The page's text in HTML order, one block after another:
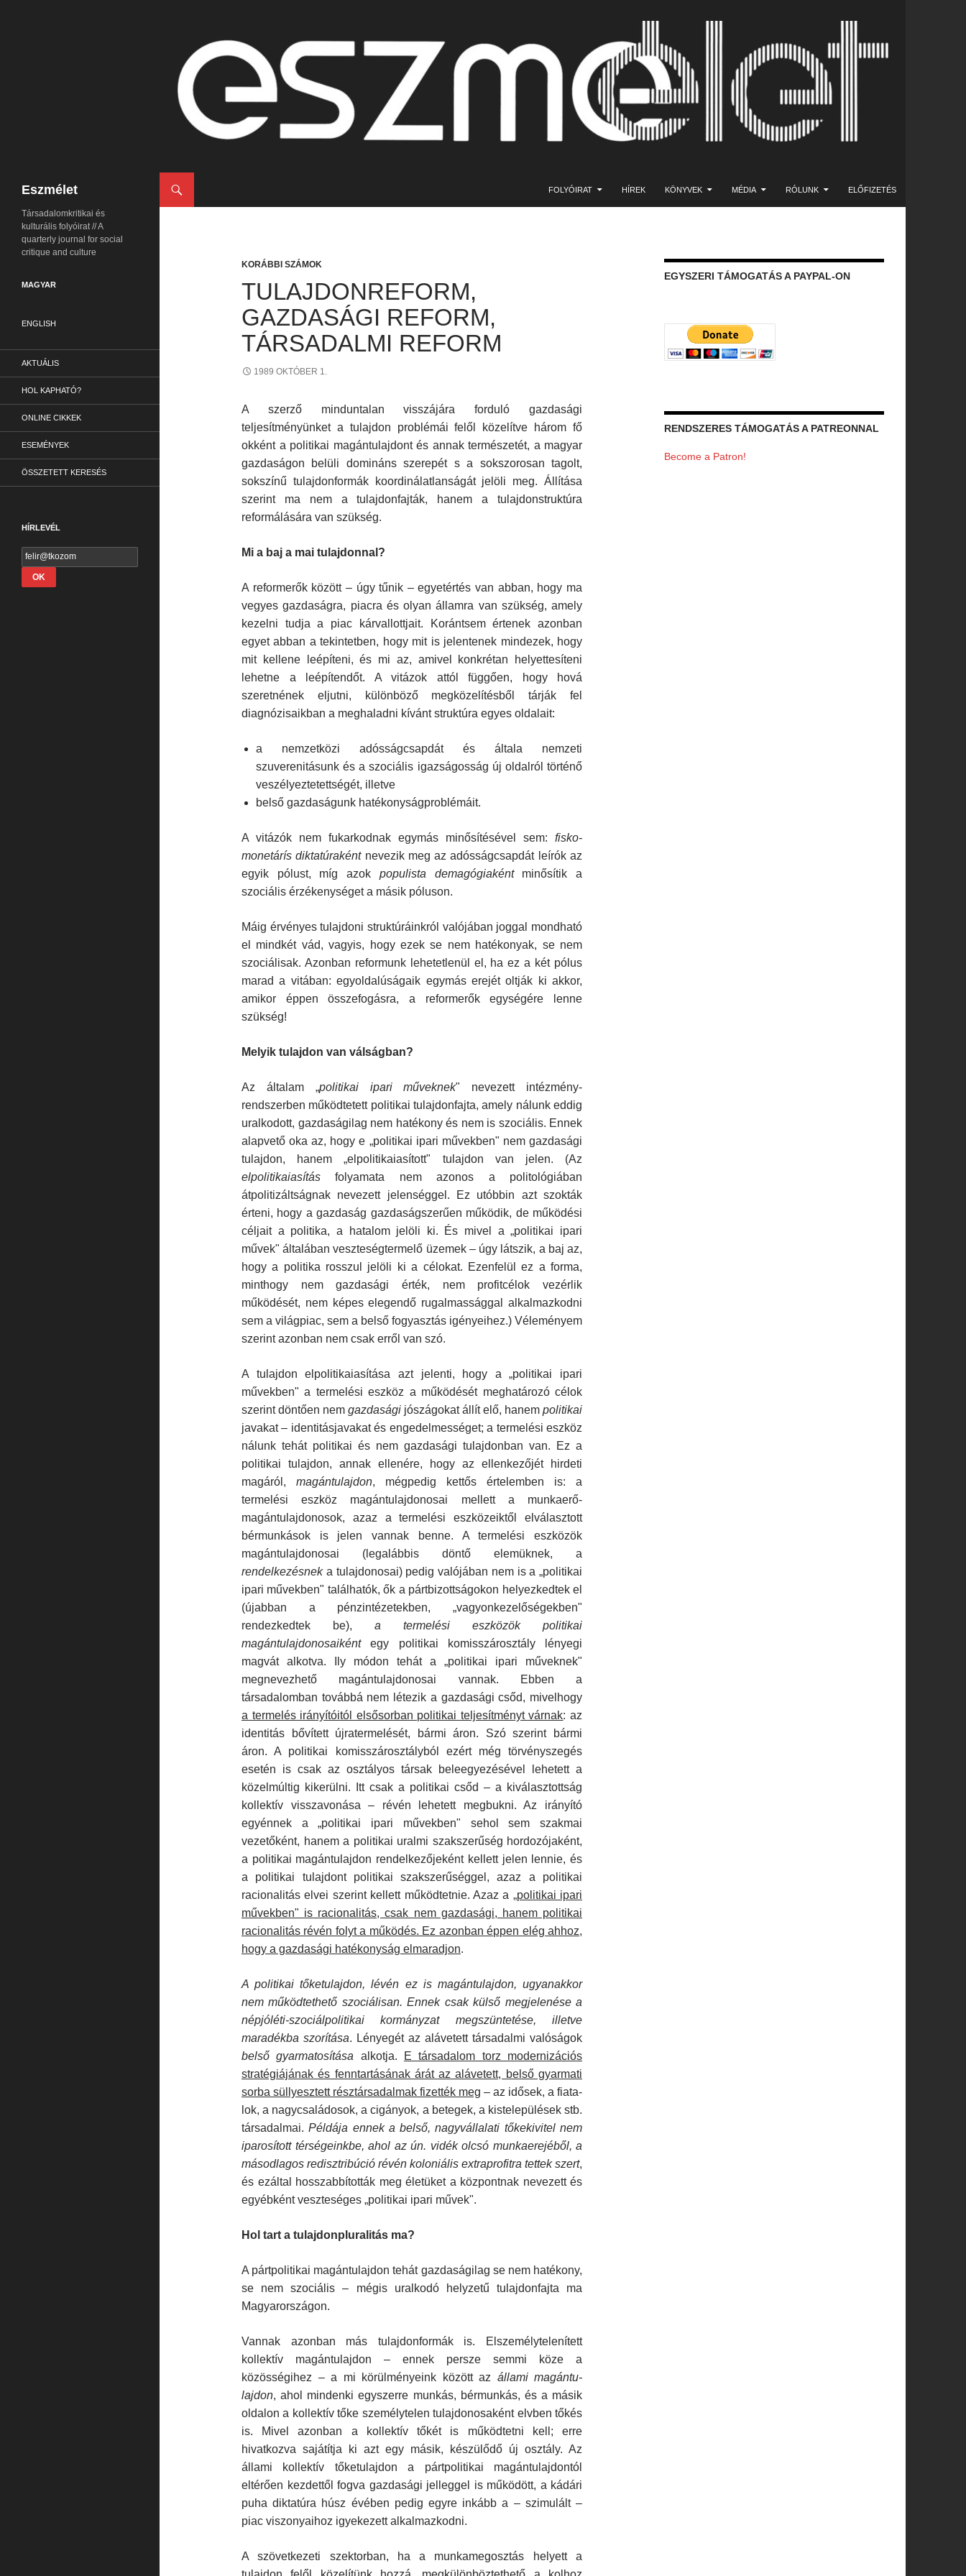
Eszmélet
FOLYÓIRAT
HÍREK KÖNYVEK MÉDIA RÓLUNK ELŐFIZETÉS
KORÁBBI SZÁMOK
TULAJDONREFORM,
GAZDASÁGI REFORM,
TÁRSADALMI REFORM
1989 OKTÓBER 1.
A szerző minduntalan visszájára forduló gazdasági
teljesítményünket a tulajdon problémái felől közelítve három fő
okként a politikai magántulajdont és annak természetét, a magyar
gazdaságon belüli domináns szerepét s a sokszorosan tagolt,
sokszínű tulajdonformák koordinálatlanságát jelöli meg. Állítása
szerint ma nem a tulajdonfajták, hanem a tulajdonstruktúra
reformálására van szükség.
Mi a baj a mai tulajdonnal?
A reformerők között – úgy tűnik – egyetértés van abban, hogy ma
vegyes gazdaságra, piacra és olyan államra van szükség, amely
kezelni tudja a piac kárvallottjait. Korántsem értenek azonban
egyet abban a tekintetben, hogy mit is jelentenek mindezek, hogy
mit kellene leépíteni, és mi az, amivel konkré­tan helyettesíteni
lehetne a leépítendőt. A vitázok attól függő­en, hogy hová
szeretnének eljutni, különböző megközelítés­ből tárják fel
diagnózisaikban a meghaladni kívánt struktúra egyes oldalait:
a nemzetközi adósságcsapdát és általa nemzeti
szuverenitásunk és a szociális igazságosság új oldalról történő
veszé­lyeztetettségét, illetve
belső gazdaságunk hatékonyságproblémáit.
A vitázók nem fukarkodnak egymás minősítésével sem: fisko-
monetárís diktatúrakéntnevezik meg az adósságcsapdát leí­rók az
egyik pólust, míg azok populista demagógiakéntminő­sítik a
szociális érzékenységet a másik póluson.
Máig érvényes tulajdoni struktúráinkról valójában joggal mondható
el mindkét vád, vagyis, hogy ezek se nem hatéko­nyak, se nem
szociálisak. Azonban reformunk lehetetlenül el, ha ez a két pólus
marad a vitában: egyoldalúságaik egymás erejét oltják ki akkor,
amikor éppen összefogásra, a reform­erők egységére lenne
szükség!
Melyik tulajdon van válságban?
Az általam „politikai ipari műveknek" nevezett intézmény­
rendszerben működtetett politikai tulajdonfajta, amely nálunk eddig
uralkodott, gazdaságilag nem hatékony és nem is szoci­ális. Ennek
alapvető oka az, hogy e „politikai ipari művekben" nem gazdasági
tulajdon, hanem „elpolitikaiasított" tulajdon van jelen. (Az
elpolitikaiasítás folyamata nem azonos a polito­lógiában
átpolitizáltságnak nevezett jelenséggel. Ez utóbbin azt szokták
érteni, hogy a gazdaság gazdaságszerűen műkö­dik, de működési
céljait a politika, a hatalom jelöli ki. És mivel a „politikai ipari
művek" általában veszteségtermelő üzemek – úgy látszik, a baj az,
hogy a politika rosszul jelöli ki a célokat. Ezenfelül ez a forma,
minthogy nem gazdasági érték, nem profitcélok vezérlik
működését, nem képes elegendő rugal­massággal alkalmazkodni
sem a világpiac, sem a belső fo­gyasztás igényeihez.) Véleményem
szerint azonban nem csak erről van szó.
A tulajdon elpolitikaiasítása azt jelenti, hogy a „politikai ipari
művekben" a termelési eszköz a működését meghatá­rozó célok
szerint döntően nem gazdasági jószágokat állít elő, hanem politikai
javakat – identitásjavakat és engedelmes­séget; a termelési eszköz
nálunk tehát politikai és nem gazda­sági tulajdonban van. Ez a
politikai tulajdon, annak ellenére, hogy az ellenkezőjét hirdeti
magáról, magántulajdon, mégpe­dig kettős értelemben is: a
termelési eszköz magántulajdono­sai mellett a munkaerő-
magántulajdonosok, azaz a termelési eszközeiktől elválasztott
bérmunkások is jelen vannak benne. A termelési eszközök
magántulajdonosai (legalábbis döntő elemüknek, a
rendelkezésneka tulajdonosai) pedig valójában nem is a „politikai
ipari művekben" találhatók, ők a pártbizott­ságokon helyezkedtek el
(újabban a pénzintézetekben, „va­gyonkezelőségekben"
rendezkedtek be), a termelési eszkö­zök politikai
magántulajdonosaikéntegy politikai komisszár­osztály lényegi
magvát alkotva. Ily módon tehát a „politikai ipari műveknek"
megnevezhető magántulajdonosai vannak. Ebben a
társadalomban továbbá nem létezik a gazdasági csőd, mivelhogy
a termelés irányítóitól elsősorban politi­kai teljesítményt várnak: az
identitás bővített újratermelé­sét, bármi áron. Szó szerint bármi
áron. A politikai komisszár­osztályból ezért még törvényszegés
esetén is csak az osz­tályos társak beleegyezésével lehetett a
közelmúltig kikerülni. Itt csak a politikai csőd – a kiválasztottság
kollektív visszavo­nása – révén lehetett megbukni. Az irányító
egyénnek a „poli­tikai ipari művekben" sehol sem szakmai
vezetőként, hanem a politikai uralmi szakszerűség hordozójaként,
a politikai ma­gántulajdon rendelkezőjeként kellett jelen lennie, és
a politikai tulajdont politikai szakszerűséggel, azaz a politikai
racionali­tás elvei szerint kellett működtetnie. Azaz a „politikai ipari
művekben" is racionalitás, csak nem gazdasági, hanem politikai
racionalitás révén folyt a működés. Ez azonban éppen elég ahhoz,
hogy a gazdasági hatékonyság elma­radjon.
A politikai tőketulajdon, lévén ez is magántulajdon, ugyanakkor
nem működtethető szociálisan. Ennek csak külső megjelenése a
népjóléti-szociálpolitikai kormányzat megszüntetése, illetve
maradékba szorítása. Lényegét az alávetett társadalmi valóságok
belső gyarmatosítása alkotja.
E társadalom torz modernizációs
stratégiájának és fenn­tartásának árát az alávetett, belső gyarmati
sorba süllyesztett résztársadalmak fizették meg – az idősek, a fiata­
lok, a nagycsaládosok, a cigányok, a betegek, a kistelepülé­sek stb.
társadalmai.Példája ennek a belső, nagyvállalati tő­kekivitel nem
iparosított térségeinkbe, ahol az ún. vidék olcsó munkaerejéből, a
másodlagos redisztribúció révén koloniális extraprofitra tettek szert,
és ezáltal hosszabbították meg éle­tüket a központnak nevezett és
egyébként veszteséges „poli­tikai ipari művek".
Hol tart a tulajdonpluralitás ma?
A pártpolitikai magántulajdon tehát gazdaságilag se nem ha­tékony,
se nem szociális – mégis uralkodó helyzetű tulajdon­fajta ma
Magyarországon.
Vannak azonban más tulajdonformák is. Elszemélytelenített
kollektív magántulajdon – ennek persze semmi köze a
közösségihez – a mi körülményeink között az állami magántu­
lajdon, ahol mindenki egyszerre munkás, bérmunkás, és a másik
oldalon a kollektív tőke személytelen tulajdonosaként elvben tőkés
is. Mivel azonban a kollektív tőkét is működtetni kell; erre
hivatkozva sajátítja ki azt egy másik, készülődő új osztály. Az
állami kollektív tőketulajdon a pártpolitikai magán­tulajdontól
eltérően kezdettől fogva gazdasági jelleggel is mű­ködött, a kádári
puha diktatúra húsz évében pedig egyre in­kább a – szimulált –
piac viszonyaihoz igyekezett alkalmaz­kodni.
A szövetkezeti szektorban, ha a munkamegosztás he­lyett a
EGYSZERI TÁMOGATÁS A PAYPAL-ON
RENDSZERES TÁMOGATÁS A PATREONNAL
Become a Patron!
Társadalomkritikai és
kulturális folyóirat // A
quarterly journal for social
critique and culture
MAGYAR
ENGLISH
AKTUÁLIS
HOL KAPHATÓ?
ONLINE CIKKEK
ESEMÉNYEK
ÖSSZETETT KERESÉS
HÍRLEVÉL